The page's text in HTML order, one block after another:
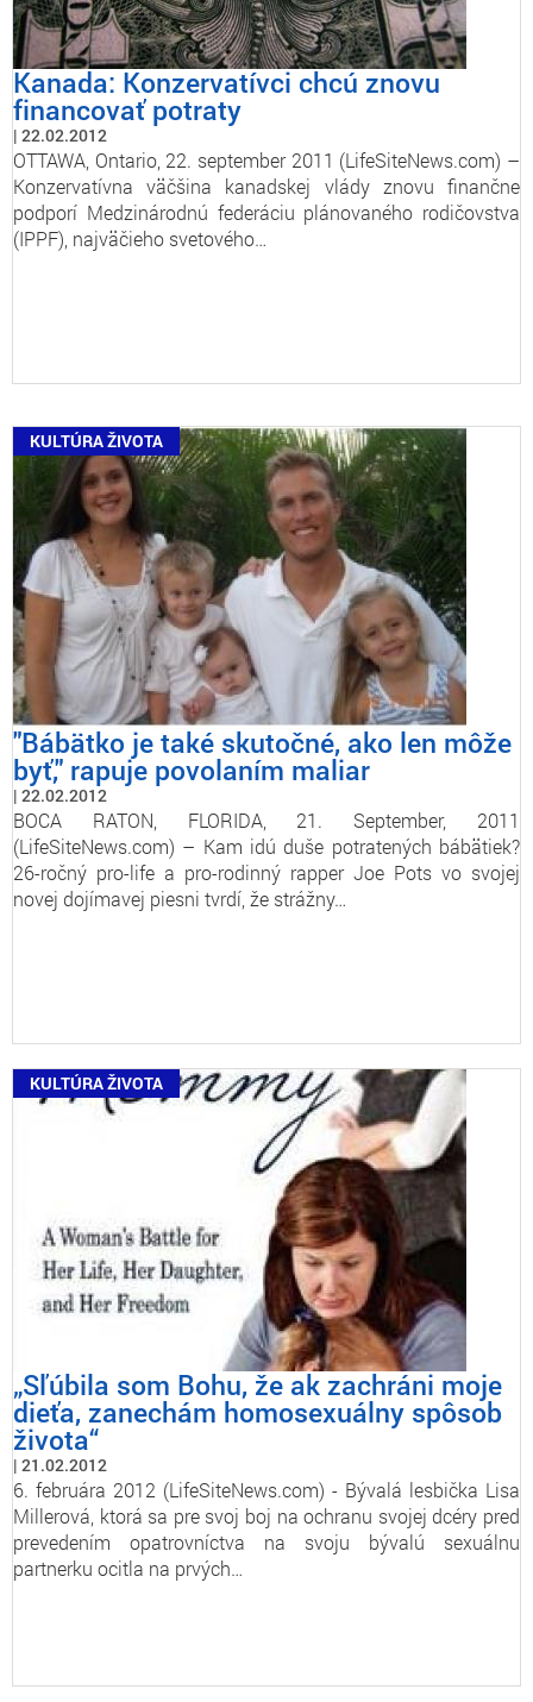
Kanada: Konzervatívci chcú znovu
financovať potraty
22.02.2012
OTTAWA, Ontario, 22. september 2011 (LifeSiteNews.com) –
Konzervatívna väčšina kanadskej vlády znovu finančne
podporí Medzinárodnú federáciu plánovaného rodičovstva
(IPPF), najväčieho svetového…
KULTÚRA ŽIVOTA
"Bábätko je také skutočné, ako len môže
byť," rapuje povolaním maliar
22.02.2012
BOCA RATON, FLORIDA, 21. September, 2011
(LifeSiteNews.com) – Kam idú duše potratených bábätiek?
26-ročný pro-life a pro-rodinný rapper Joe Pots vo svojej
novej dojímavej piesni tvrdí, že strážny…
KULTÚRA ŽIVOTA
„Sľúbila som Bohu, že ak zachráni moje
dieťa, zanechám homosexuálny spôsob
života“
21.02.2012
6. februára 2012 (LifeSiteNews.com) - Bývalá lesbička Lisa
Millerová, ktorá sa pre svoj boj na ochranu svojej dcéry pred
prevedením opatrovníctva na svoju bývalú sexuálnu
partnerku ocitla na prvých…